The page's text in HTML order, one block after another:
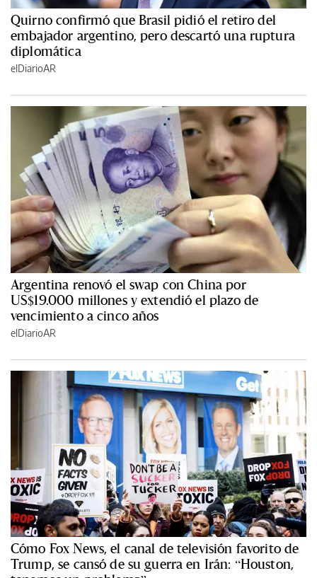
Quirno confirmó que Brasil pidió el retiro del
embajador argentino, pero descartó una ruptura
diplomática
elDiarioAR
Argentina renovó el swap con China por
US$19.000 millones y extendió el plazo de
vencimiento a cinco años
elDiarioAR
Cómo Fox News, el canal de televisión favorito de
Trump, se cansó de su guerra en Irán: “Houston,